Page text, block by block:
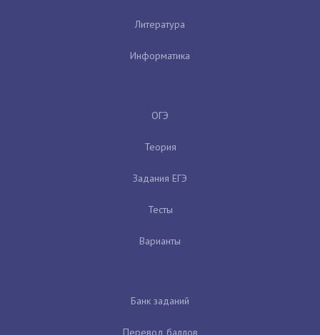
Литература
Информатика
ОГЭ
Теория
Задания ЕГЭ
Тесты
Варианты
Банк заданий
Перевод баллов